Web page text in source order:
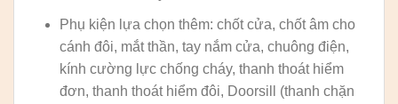
Phụ kiện lựa chọn thêm: chốt cửa, chốt âm cho
cánh đôi, mắt thần, tay nắm cửa, chuông điện,
kính cường lực chống cháy, thanh thoát hiểm
đơn, thanh thoát hiểm đôi, Doorsill (thanh chặn